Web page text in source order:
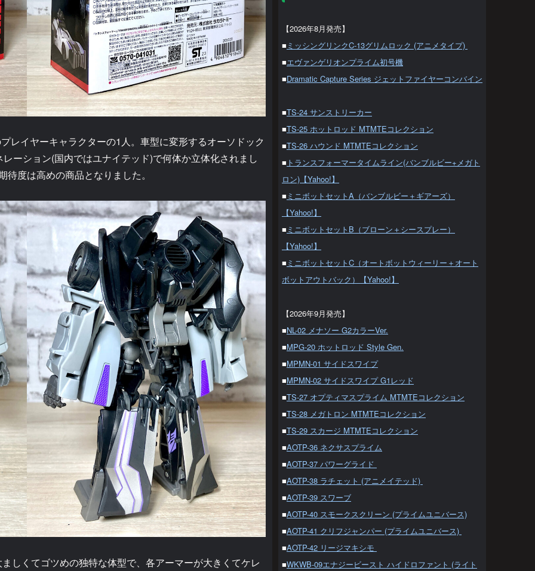
レイヤーキャラクターの1人。車型に変形するオーソドック
ーション(国内ではユナイテッド)で何体か立体化されまし
度は高めの商品となりました。
しくてゴツめの独特な体型で、各アーマーが大きくてケレ
【2026年8月発売】
■ ミッシングリンクC-13グリムロック (アニメタイプ)
■エヴァンゲリオンプライム初号機
■Dramatic Capture Series ジェットファイヤーコンバイン
■TS-24 サンストリーカー
■TS-25 ホットロッド MTMTEコレクション
■TS-26 ハウンド MTMTEコレクション
■ トランスフォーマータイムライン(バンブルビー+メガト
ロン)【Yahoo!】
■ ミニボットセットA（バンブルビー＋ギアーズ）
【Yahoo!】
■ ミニボットセットB（ブローン＋シースプレー）
【Yahoo!】
■ ミニボットセットC（オートボットウィーリー＋オート
ボットアウトバック）【Yahoo!】
【2026年9月発売】
■NL-02 メナソー G2カラーVer.
■MPG-20 ホットロッド Style Gen.
■MPMN-01 サイドスワイプ
■MPMN-02 サイドスワイプ G1レッド
■TS-27 オプティマスプライム MTMTEコレクション
■TS-28 メガトロン MTMTEコレクション
■TS-29 スカージ MTMTEコレクション
■AOTP-36 ネクサスプライム
■AOTP-37 パワーグライド
■AOTP-38 ラチェット (アニメイテッド)
■AOTP-39 スワーブ
■AOTP-40 スモークスクリーン (プライムユニバース)
■AOTP-41 クリフジャンパー (プライムユニバース)
■AOTP-42 リージマキシモ
■WKWB-09エナジービースト ハイドロファント (ライト